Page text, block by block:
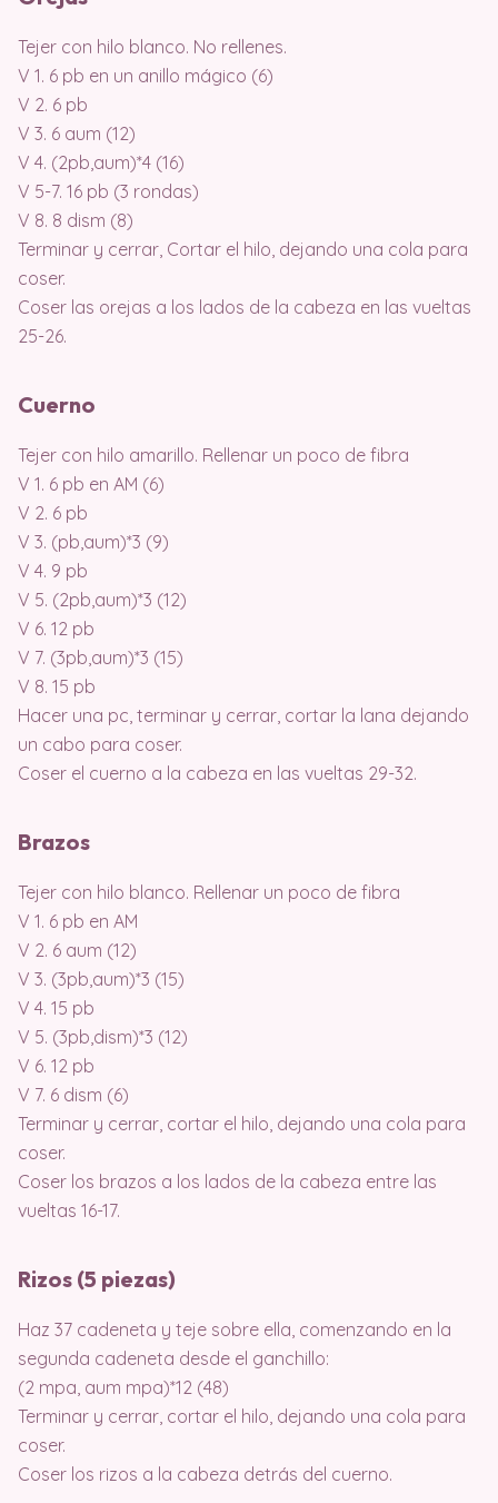
Tejer con hilo blanco. No rellenes.
V 1. 6 pb en un anillo mágico (6)
V 2. 6 pb
V 3. 6 aum (12)
V 4. (2pb,aum)*4 (16)
V 5-7. 16 pb (3 rondas)
V 8. 8 dism (8)
Terminar y cerrar, Cortar el hilo, dejando una cola para
coser.
Coser las orejas a los lados de la cabeza en las vueltas
25-26.
Cuerno
Tejer con hilo amarillo. Rellenar un poco de fibra
V 1. 6 pb en AM (6)
V 2. 6 pb
V 3. (pb,aum)*3 (9)
V 4. 9 pb
V 5. (2pb,aum)*3 (12)
V 6. 12 pb
V 7. (3pb,aum)*3 (15)
V 8. 15 pb
Hacer una pc, terminar y cerrar, cortar la lana dejando
un cabo para coser.
Coser el cuerno a la cabeza en las vueltas 29-32.
Brazos
Tejer con hilo blanco. Rellenar un poco de fibra
V 1. 6 pb en AM
V 2. 6 aum (12)
V 3. (3pb,aum)*3 (15)
V 4. 15 pb
V 5. (3pb,dism)*3 (12)
V 6. 12 pb
V 7. 6 dism (6)
Terminar y cerrar, cortar el hilo, dejando una cola para
coser.
Coser los brazos a los lados de la cabeza entre las
vueltas 16-17.
Rizos (5 piezas)
Haz 37 cadeneta y teje sobre ella, comenzando en la
segunda cadeneta desde el ganchillo:
(2 mpa, aum mpa)*12 (48)
Terminar y cerrar, cortar el hilo, dejando una cola para
coser.
Coser los rizos a la cabeza detrás del cuerno.